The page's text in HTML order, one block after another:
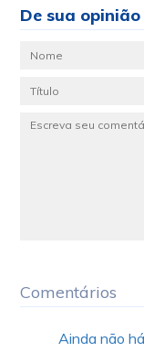
De sua opinião
Comentários
Ainda não